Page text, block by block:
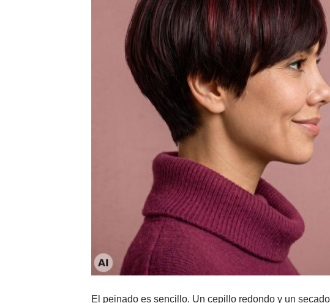
El peinado es sencillo. Un cepillo redondo y un